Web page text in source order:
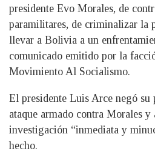
presidente Evo Morales, de
paramilitares, de criminalizar la
llevar a Bolivia a un
comunicado emitido por la
Movimiento Al Socialismo.
El presidente Luis Arce negó su
ataque armado contra Morales y
investigación “inmediata y
hecho.